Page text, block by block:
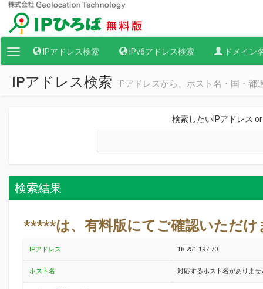
Toggle
navigation
IPアドレス検索 IPv6アドレス検索 ドメイン
IPアドレス検索 IPアドレスから、ホスト名・国・都
検索したいIPアドレス
検索結果
*****は、有料版にてご確認いただ
IPアドレス 18.251.197.70
ホスト名 対応するホスト名がありませ